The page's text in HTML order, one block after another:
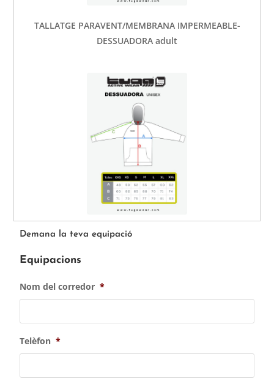
TALLATGE PARAVENT/MEMBRANA IMPERMEABLE-
DESSUADORA adult
Demana la teva equipació
Equipacions
Nom del corredor *
Telèfon *